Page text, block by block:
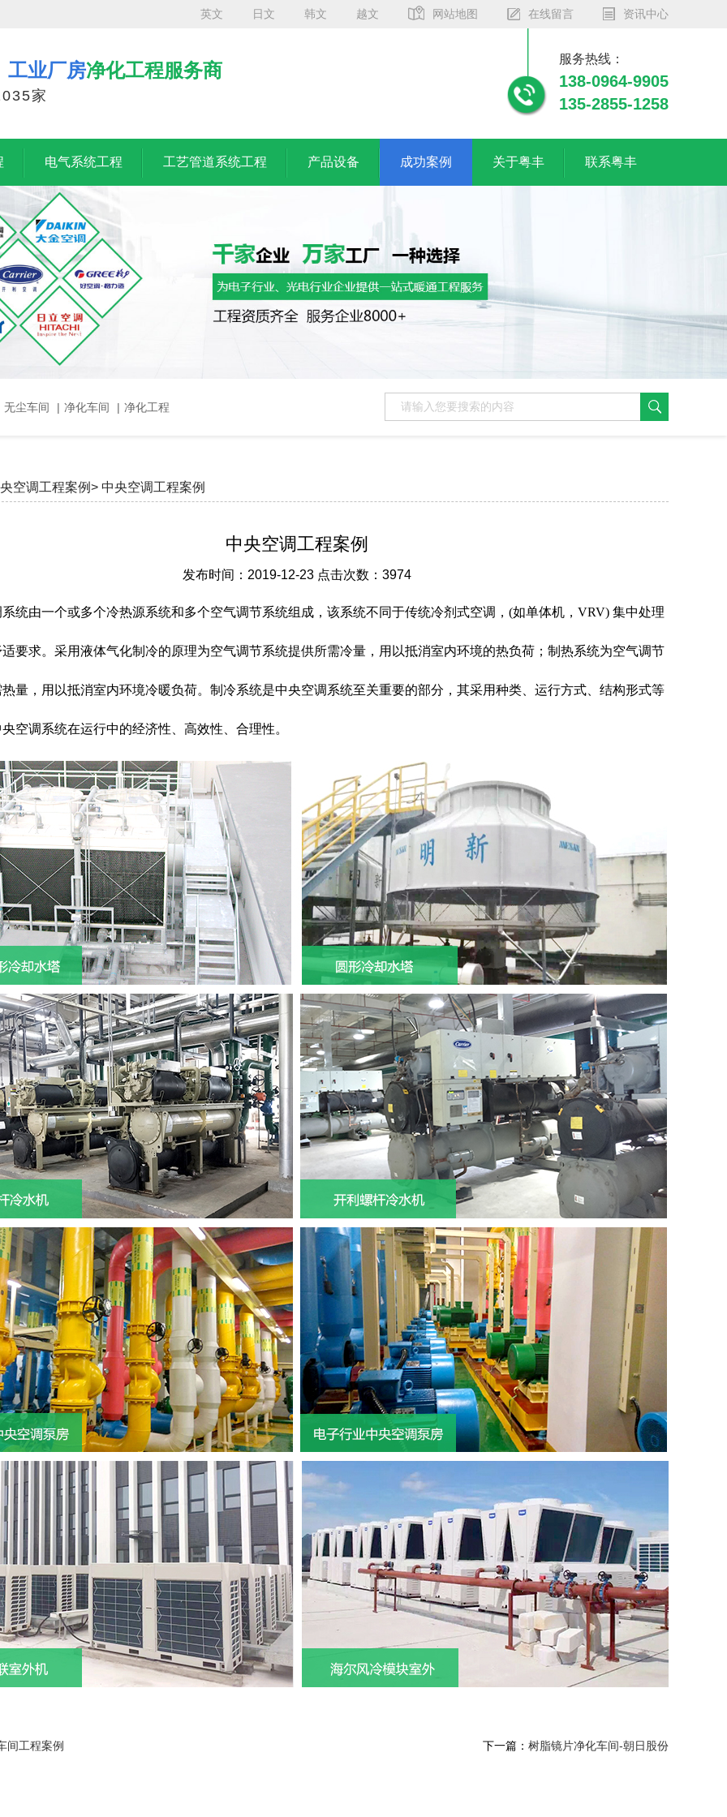
英文 日文 韩文 越文 网站地图 在线留言 资讯中心
工业厂房净化工程服务商
家
服务热线：
138-0964-9905
135-2855-1258
电气系统工程 工艺管道系统工程 产品设备 成功案例 关于粤丰 联系粤丰
无尘车间 | 净化车间 | 净化工程
空调工程案例> 中央空调工程案例
中央空调工程案例
发布时间：2019-12-23 点击次数：3974
统由一个或多个冷热源系统和多个空气调节系统组成，该系统不同于传统冷剂式空调，(如单体机，VRV) 集中处理
要求。采用液体气化制冷的原理为空气调节系统提供所需冷量，用以抵消室内环境的热负荷；制热系统为空气调节
量，用以抵消室内环境冷暖负荷。制冷系统是中央空调系统至关重要的部分，其采用种类、运行方式、结构形式等
空调系统在运行中的经济性、高效性、合理性。
间工程案例 下一篇： 树脂镜片净化车间-朝日股份